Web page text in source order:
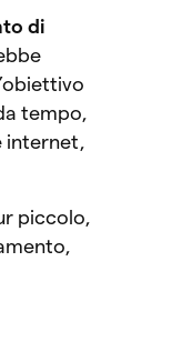
di
tempo,
piccolo,